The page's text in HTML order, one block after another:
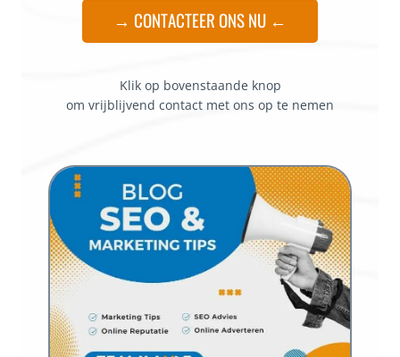
→ CONTACTEER ONS NU ←
Klik op bovenstaande knop
om vrijblijvend contact met ons op te nemen